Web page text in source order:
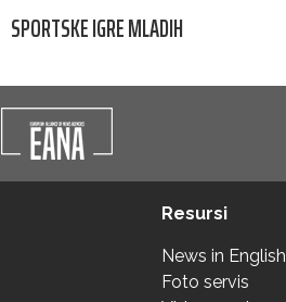
SPORTSKE IGRE MLADIH
Resursi
News in English
Foto servis